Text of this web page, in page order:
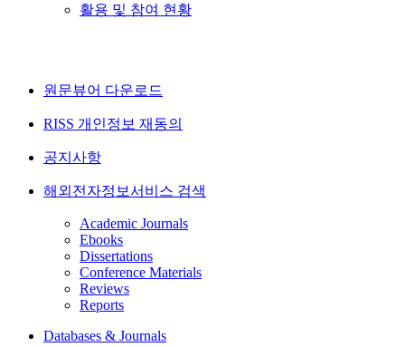
활용 및 참여 현황
원문뷰어 다운로드
RISS 개인정보 재동의
공지사항
해외전자정보서비스 검색
Academic Journals
Ebooks
Dissertations
Conference Materials
Reviews
Reports
Databases & Journals